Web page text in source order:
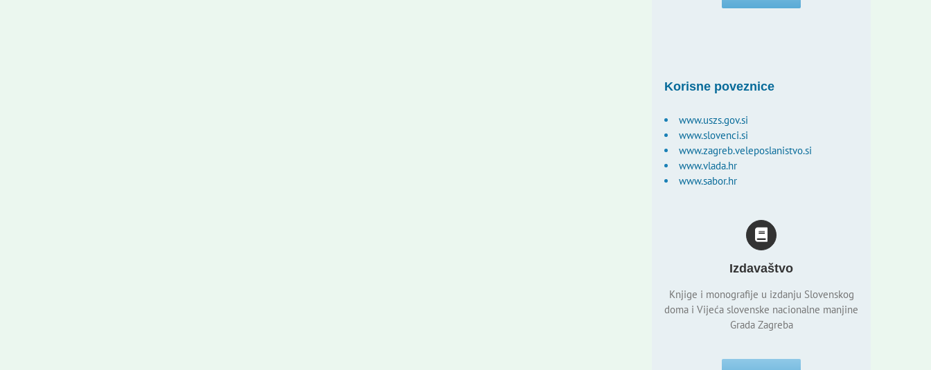
Korisne poveznice
www.uszs.gov.si
www.slovenci.si
www.zagreb.veleposlanistvo.si
www.vlada.hr
www.sabor.hr
Izdavaštvo
Knjige i monografije u izdanju Slovenskog
doma i Vijeća slovenske nacionalne manjine
Grada Zagreba